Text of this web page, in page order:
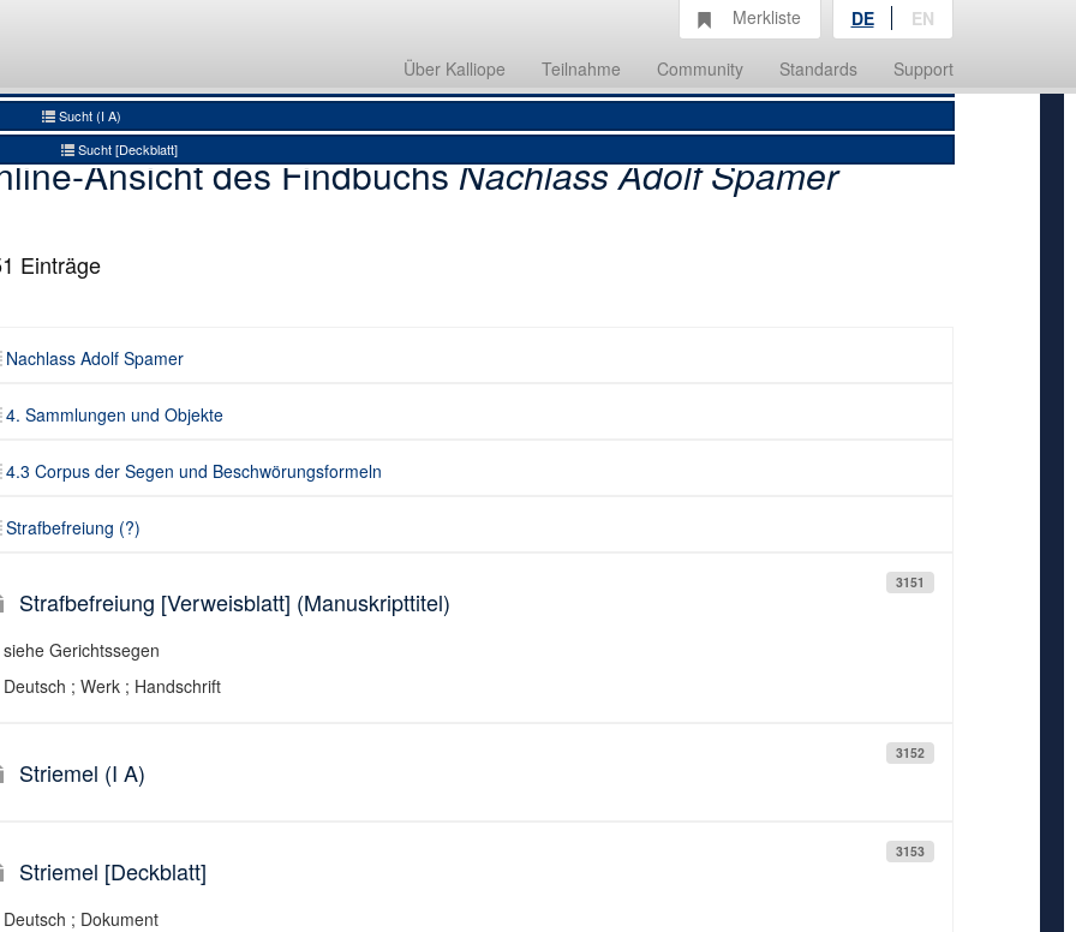
Über Kalliope Teilnahme Community Standards Support
Merkliste DE EN
Ansicht des FindbuchsNachlass Adolf Spamer
Einträge
Sucht (I A)
Sucht [Deckblatt]
Nachlass Adolf Spamer
4. Sammlungen und Objekte
4.3 Corpus der Segen und Beschwörungsformeln
Strafbefreiung (?)
3151
Strafbefreiung [Verweisblatt] (Manuskripttitel)
siehe Gerichtssegen
Deutsch ; Werk ; Handschrift
3152
Striemel (I A)
3153
Striemel [Deckblatt]
Deutsch ; Dokument